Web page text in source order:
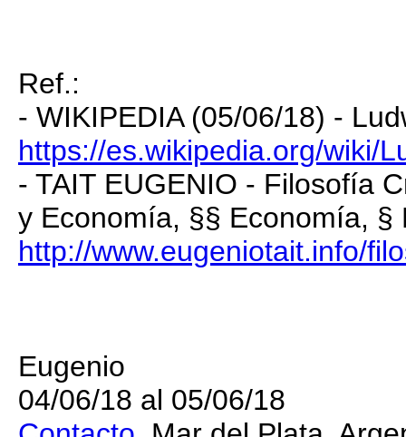
Ref.:
- WIKIPEDIA (05/06/18) -
https://es.wikipedia.org/wiki/
- TAIT EUGENIO - Filosofía
y Economía, §§ Economía,
http://www.eugeniotait.info/
Eugenio
04/06/18 al 05/06/18